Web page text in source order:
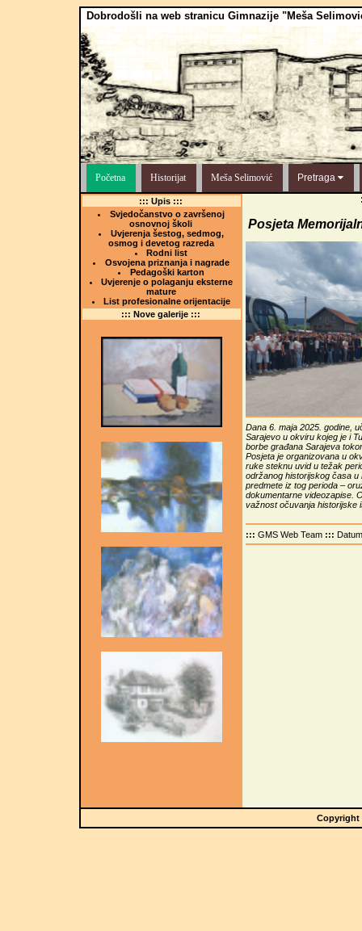
Dobrodošli na web stranicu Gimnazije "Meša
Početna Historijat Meša Selimović Pretraga
::: Upis :::
Svjedočanstvo o završenoj
osnovnoj školi
Uvjerenja šestog, sedmog,
osmog i devetog razreda
Rodni list
Osvojena priznanja i nagrade
Pedagoški karton
Uvjerenje o polaganju eksterne
mature
List profesionalne orijentacije
::: Nove galerije :::
Posjeta
Dana 6. maja 2025. godine,
Sarajevo u okviru kojeg je i
borbe građana Sarajeva
Posjeta je organizovana u
ruke steknu uvid u težak
održanog historijskog časa u
predmete iz tog perioda –
dokumentarne videozapise.
važnost očuvanja historijske
::: GMS Web Team :::
Copyright